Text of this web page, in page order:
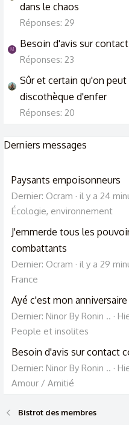
dans le chaos
Réponses: 29
M Besoin d'avis sur
Réponses: 23
Sûr et certain qu'on
discothèque d'enfer
Réponses: 20
Derniers messages
Paysants empoisonneurs
Dernier: Ocram
il y a 24
Écologie, environnement
J'emmerde tous les
combattants
Dernier: Ocram
il y a 29
France
Ayé c'est mon
Dernier: Ninor By Ronin ..
People et insolites
Besoin d'avis sur contact
Dernier: Ninor By Ronin ..
Amour / Amitié
Bistrot des membres